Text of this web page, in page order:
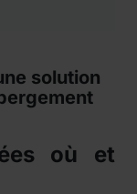
solution
où et